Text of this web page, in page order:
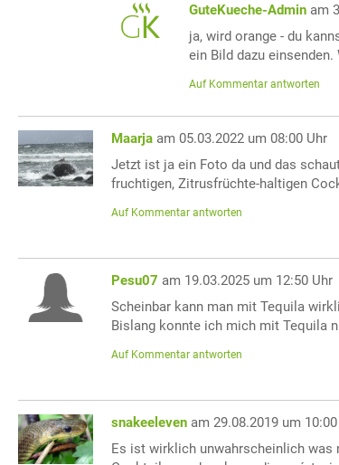
GuteKueche-Admin am
ja, wird orange - du
ein Bild dazu einsenden.
Auf Kommentar antworten
Maarja am 05.03.2022 um 08:00 Uhr
Jetzt ist ja ein Foto da und das
fruchtigen, Zitrusfrüchte-haltigen
Auf Kommentar antworten
Pesu07 am 19.03.2025 um 12:50 Uhr
Scheinbar kann man mit Tequila
Bislang konnte ich mich mit Tequila
Auf Kommentar antworten
snakeeleven am 29.08.2019 um
Es ist wirklich unwahrscheinlich was